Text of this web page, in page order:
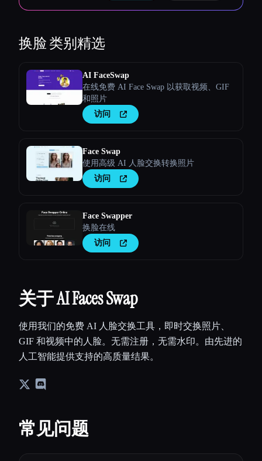
换脸类别精选
AI FaceSwap
在线免费 AI Face Swap 以获取视频、GIF
和照片
访问
Face Swap
使用高级 AI 人脸交换转换照片
访问
Face Swapper
换脸在线
访问
关于 AI Faces Swap
使用我们的免费 AI 人脸交换工具，即时交换照片、
GIF 和视频中的人脸。无需注册，无需水印。由先进的
人工智能提供支持的高质量结果。
常见问题